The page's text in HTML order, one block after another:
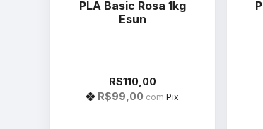
PLA Basic Rosa 1kg
Esun
R$110,00
R$99,00 com Pix